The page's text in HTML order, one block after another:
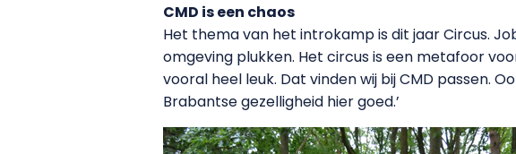
CMD is een chaos
Het thema van het introkamp is dit jaar Circus.
omgeving plukken. Het circus is een metafoor
vooral heel leuk. Dat vinden wij bij CMD passen.
Brabantse gezelligheid hier goed.’